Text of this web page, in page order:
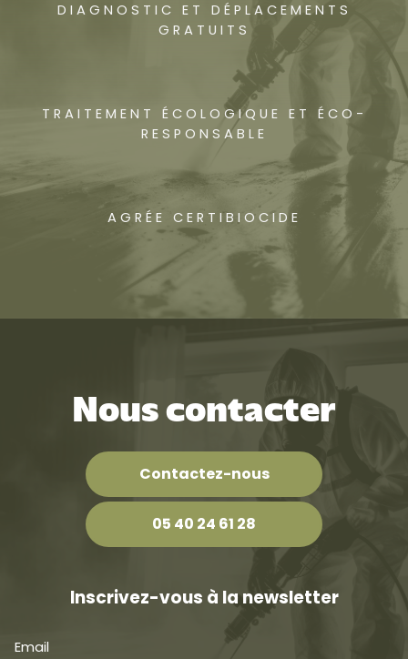
DIAGNOSTIC ET DÉPLACEMENTS
GRATUITS
TRAITEMENT ÉCOLOGIQUE ET ÉCO-
RESPONSABLE
AGRÉE CERTIBIOCIDE
Nous contacter
Contactez-nous
05 40 24 61 28
Inscrivez-vous à la newsletter
Email